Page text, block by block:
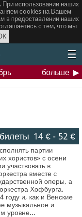
При использовании наших
сookies на Вашем
в предоставлении наших
с тем, что мы
☰
больше
14 €- 52 €
партии
хористов» с осени
участвовать в
вместе с
оперы, а
Хофбурга.
году и, как и Венские
музыкальное и
уровне...